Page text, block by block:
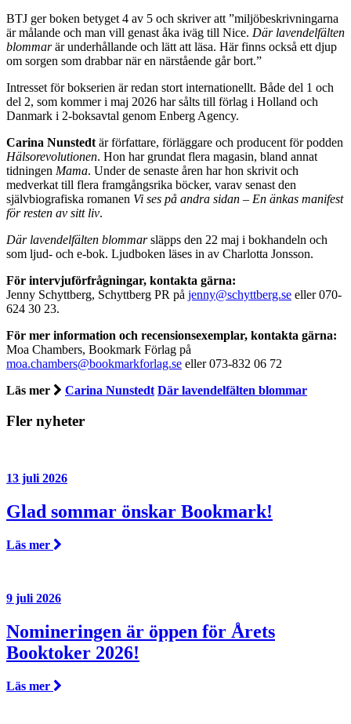
BTJ ger boken betyget 4 av 5 och skriver att ”miljöbeskrivningarna
är målande och man vill genast åka iväg till Nice. Där lavendelfälten
blommarär underhållande och lätt att läsa. Här finns också ett djup
om sorgen som drabbar när en närstående går bort.”
Intresset för bokserien är redan stort internationellt. Både del 1 och
del 2, som kommer i maj 2026 har sålts till förlag i Holland och
Danmark i 2-boksavtal genom Enberg Agency.
Carina Nunstedtär författare, förläggare och producent för podden
Hälsorevolutionen. Hon har grundat flera magasin, bland annat
tidningen Mama. Under de senaste åren har hon skrivit och
medverkat till flera framgångsrika böcker, varav senast den
självbiografiska romanen Vi ses på andra sidan – En änkas manifest
för resten av sitt liv.
Där lavendelfälten blommarsläpps den 22 maj i bokhandeln och
som ljud- och e-bok. Ljudboken läses in av Charlotta Jonsson.
För intervjuförfrågningar, kontakta gärna:
Jenny Schyttberg, Schyttberg PR på jenny@schyttberg.se eller 070-
624 30 23.
För mer information och recensionsexemplar, kontakta gärna:
Moa Chambers, Bookmark Förlag på
moa.chambers@bookmarkforlag.se eller 073-832 06 72
Läs mer
Carina Nunstedt Där lavendelfälten blommar
Fler nyheter
13 juli 2026
Glad sommar önskar Bookmark!
Läs mer
9 juli 2026
Nomineringen är öppen för Årets
Booktoker 2026!
Läs mer